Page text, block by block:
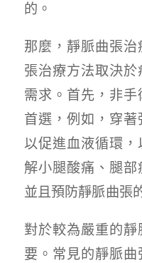
的。
那麼，靜脈曲張
張治療方法取決
需求。首先，非
首選，例如，穿
以促進血液循環
解小腿酸痛、腿部
並且預防靜脈曲張
對於較為嚴重的
要。常見的靜脈